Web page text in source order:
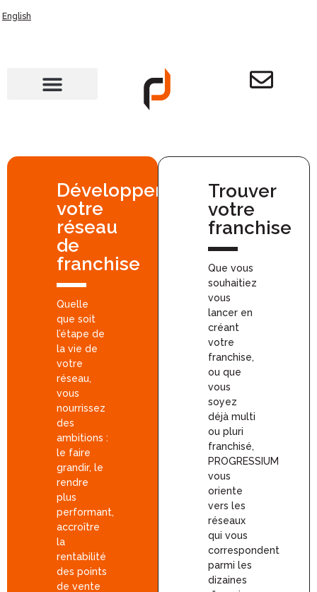
English
Développer
votre
réseau
de
franchise
Quelle
que soit
l’étape de
la vie de
votre
réseau,
vous
nourrissez
des
ambitions :
le faire
grandir, le
rendre
plus
performant,
accroître
la
rentabilité
des points
de vente
Trouver
votre
franchise
Que vous
souhaitiez
vous
lancer en
créant
votre
franchise,
ou que
vous
soyez
déjà multi
ou pluri
franchisé,
PROGRESSIUM
vous
oriente
vers les
réseaux
qui vous
correspondent
parmi les
dizaines